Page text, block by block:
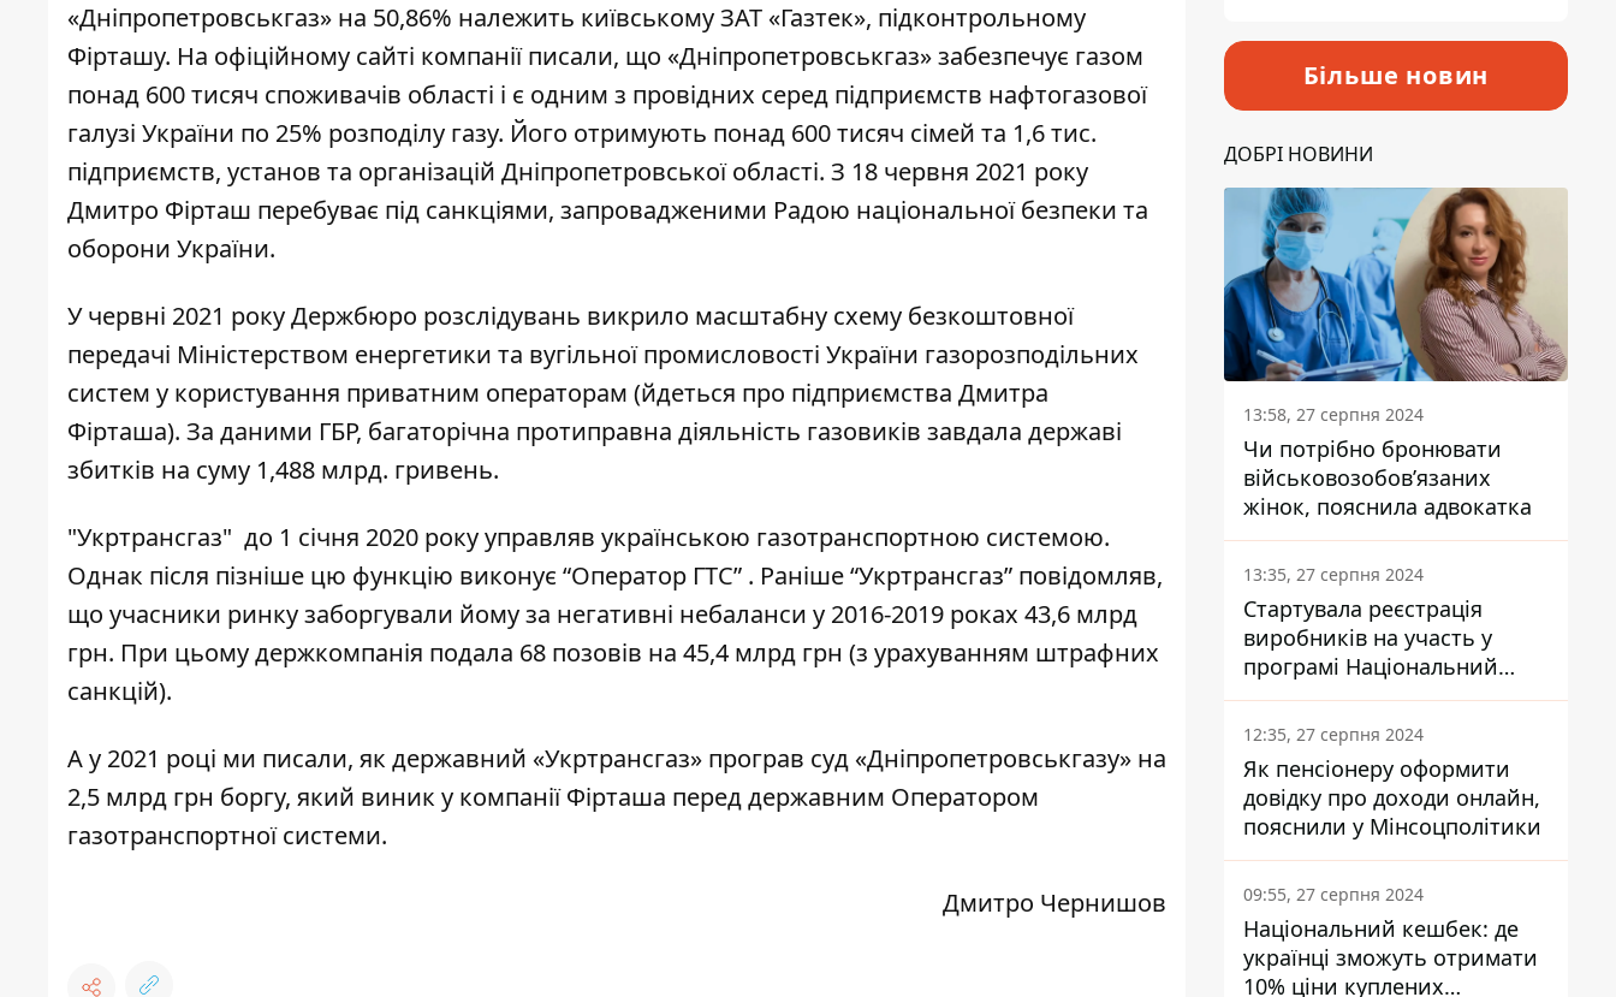
«Дніпропетровськгаз» на 50,86% належить київському ЗАТ «Газтек», підконтрольному
Фірташу. На офіційному сайті компанії писали, що «Дніпропетровськгаз» забезпечує газом
понад 600 тисяч споживачів області і є одним з провідних серед підприємств нафтогазової
галузі України по 25% розподілу газу. Його отримують понад 600 тисяч сімей та 1,6 тис.
підприємств, установ та організацій Дніпропетровської області. З 18 червня 2021 року
Дмитро Фірташ перебуває під санкціями, запровадженими Радою національної безпеки та
оборони України.
У червні 2021 року Держбюро розслідувань викрило масштабну схему безкоштовної
передачі Міністерством енергетики та вугільної промисловості України газорозподільних
систем у користування приватним операторам (йдеться про підприємства Дмитра
Фірташа). За даними ГБР, багаторічна протиправна діяльність газовиків завдала державі
збитків на суму 1,488 млрд. гривень.
"Укртрансгаз" до 1 січня 2020 року управляв українською газотранспортною системою.
Однак після пізніше цю функцію виконує “Оператор ГТС” . Раніше “Укртрансгаз” повідомляв,
що учасники ринку заборгували йому за негативні небаланси у 2016-2019 роках 43,6 млрд
грн. При цьому держкомпанія подала 68 позовів на 45,4 млрд грн (з урахуванням штрафних
санкцій).
А у 2021 році ми писали, як державний «Укртрансгаз» програв суд «Дніпропетровськгазу» на
2,5 млрд грн боргу, який виник у компанії Фірташа перед державним Оператором
газотранспортної системи.
Дмитро Чернишов
Більше новин
ДОБРІ НОВИНИ
13:58, 27 серпня 2024
Чи потрібно бронювати
військовозобов’язаних
жінок, пояснила адвокатка
13:35, 27 серпня 2024
Стартувала реєстрація
виробників на участь у
програмі Національний
кешбек: як це зробити
через портал Дія
12:35, 27 серпня 2024
Як пенсіонеру оформити
довідку про доходи онлайн,
пояснили у Мінсоцполітики
09:55, 27 серпня 2024
Національний кешбек: де
українці зможуть отримати
10% ціни куплених